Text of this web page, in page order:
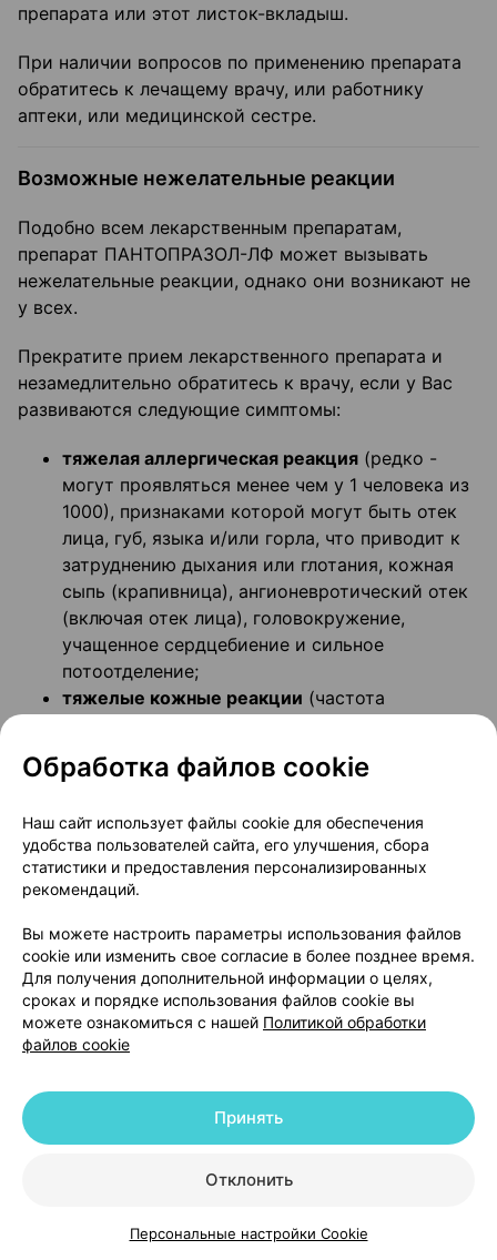
КаталогКорзинаИзбранноеПрофиль
препарата или этот листок-вкладыш.
При наличии вопросов по применению препарата
обратитесь к лечащему врачу, или работнику
аптеки, или медицинской сестре.
Возможные нежелательные реакции
Подобно всем лекарственным препаратам,
препарат ПАНТОПРАЗОЛ-ЛФ может вызывать
нежелательные реакции, однако они возникают не
у всех.
Прекратите прием лекарственного препарата и
незамедлительно обратитесь к врачу, если у Вас
развиваются следующие симптомы:
тяжелая аллергическая реакция (редко -
могут проявляться менее чем у 1 человека из
1000), признаками которой могут быть отек
лица, губ, языка и/или горла, что приводит к
затруднению дыхания или глотания, кожная
сыпь (крапивница), ангионевротический отек
(включая отек лица), головокружение,
учащенное сердцебиение и сильное
потоотделение;
тяжелые кожные реакции (частота
по имеющимся данным): появление пузырей
на коже с быстрым ухудшением общего
кровотечением) вокруг глаз, рта, носа и
наружных половых органов (синдром
Стивенса-Джонсона, синдром Лайелла,
кожи к солнечному свету;
другие серьезные нарушения(частота
неизвестна): пожелтение кожи или белков
глаз (желтуха), повышение температуры тела,
сыпь; воспалительный процесс в почках с
поясничной области, который может
привести к почечной недостаточности.
Другие возможные нежелательные реакции:
Обработка файлов cookie
Наш сайт использует файлы cookie для обеспечения
удобства пользователей сайта, его улучшения, сбора
статистики и предоставления персонализированных
рекомендаций.
Вы можете настроить параметры использования файлов
cookie или изменить свое согласие в более позднее время.
Для получения дополнительной информации о целях,
сроках и порядке использования файлов cookie вы
можете ознакомиться с нашей Политикой обработки
файлов cookie
Отклонить
Принять
Персональные настройки Cookie